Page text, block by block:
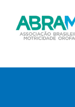
conteúdo